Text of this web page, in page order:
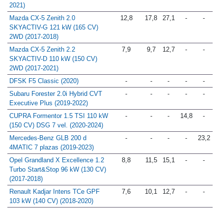
2021)
Mazda CX-5 Zenith 2.0
SKYACTIV-G 121 kW (165 CV)
2WD (2017-2018)
12,8 17,8 27,1 - -
Mazda CX-5 Zenith 2.2
SKYACTIV-D 110 kW (150 CV)
2WD (2017-2021)
7,9 9,7 12,7 - -
DFSK F5 Classic (2020) - - - -
-
Subaru Forester 2.0i Hybrid CVT
Executive Plus (2019-2022)
- - - - -
CUPRA Formentor 1.5 TSI 110 kW
(150 CV) DSG 7 vel. (2020-2024)
- - - 14,8 -
Mercedes-Benz GLB 200 d
4MATIC 7 plazas (2019-2023)
- - - - 23,2
Opel Grandland X Excellence 1.2
Turbo Start&Stop 96 kW (130 CV)
(2017-2018)
8,8 11,5 15,1 - -
Renault Kadjar Intens TCe GPF
103 kW (140 CV) (2018-2020)
7,6 10,1 12,7 - -